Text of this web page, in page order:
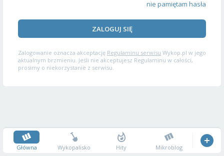
nie pamiętam hasła
ZALOGUJ SIĘ
Zalogowanie oznacza akceptację Regulaminu serwisu Wykop.pl w jego
aktualnym brzmieniu. Jeśli nie akceptujesz Regulaminu w całości,
prosimy o niekorzystanie z serwisu.
Główna Wykopalisko Hity Mikroblog